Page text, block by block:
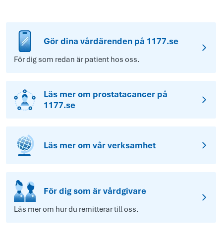
Gör dina vårdärenden på 1177.se
För dig som redan är patient hos oss.
Läs mer om prostatacancer på
1177.se
Läs mer om vår verksamhet
För dig som är vårdgivare
Läs mer om hur du remitterar till oss.